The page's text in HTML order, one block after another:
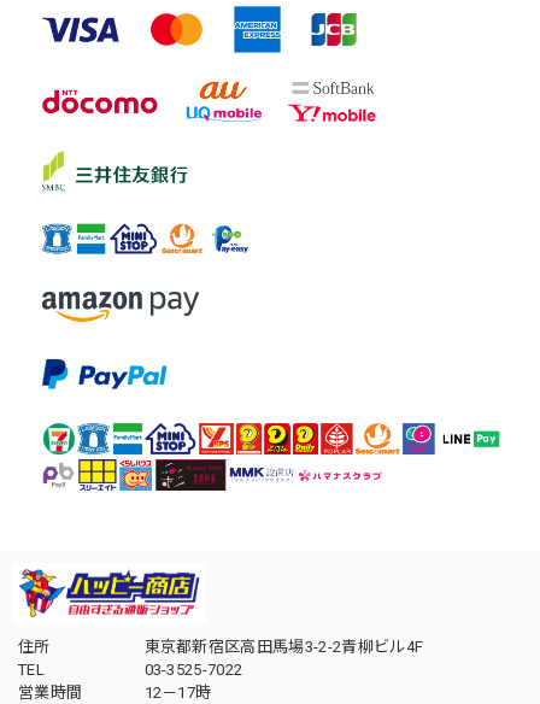
住所
東京都新宿区高田馬場3-2-2青柳ビル4F
TEL
03-3525-7022
営業時間
12－17時